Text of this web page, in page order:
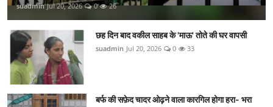
suadmin Jul 20, 2026 0 26
छह दिन बाद वकील साहब के 'माऊ' तोते की घर वापसी
suadmin Jul 20, 2026 0 33
बर्फ की सफ़ेद चादर ओढ़ने वाला कारगिल होगा हरा- भरा